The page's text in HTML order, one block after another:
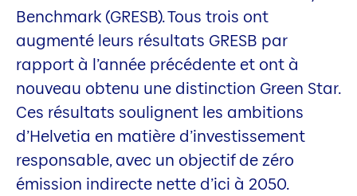
Benchmark (GRESB). Tous trois ont
augmenté leurs résultats GRESB par
rapport à l’année précédente et ont à
nouveau obtenu une distinction Green Star.
Ces résultats soulignent les ambitions
d’Helvetia en matière d’investissement
responsable, avec un objectif de zéro
émission indirecte nette d’ici à 2050.